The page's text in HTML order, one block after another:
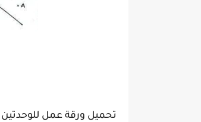
تحميل ورقة عمل للوحدتين